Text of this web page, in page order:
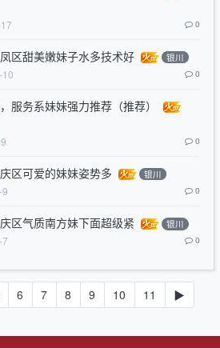
0
区甜美嫩妹子水多技术好 银川
0
服务系妹妹强力推荐（推荐）
0
区可爱的妹妹姿势多 银川
0
区气质南方妹下面超级紧 银川
0
6 7 8 9 10 11 ▶